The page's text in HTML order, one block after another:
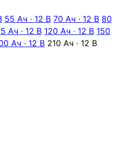
55 Ач · 12 В 70 Ач · 12 В 80
Ач · 12 В 120 Ач · 12 В 150
Ач · 12 В 210 Ач · 12 В